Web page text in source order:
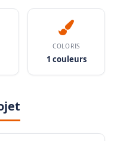
COLORIS
1 couleurs